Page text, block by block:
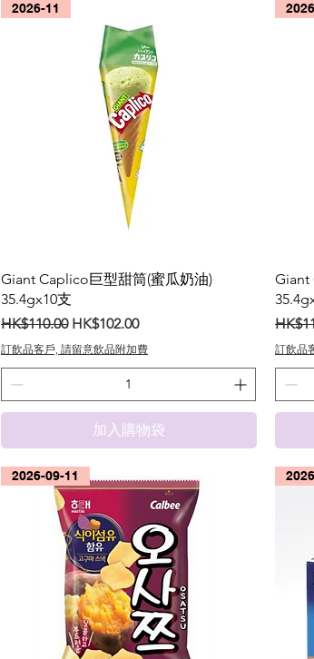
2026-11
Giant Caplico巨型甜筒(蜜瓜奶油)
35.4gx10支
一般價格
HK$110.00 促銷價格
HK$102.00
訂飲品客戶, 請留意飲品附加費
加入購物袋
Giant
一般
訂飲品
2026-09-11